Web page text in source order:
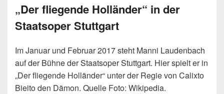
„Der fliegende Holländer“ in der
Staatsoper Stuttgart
Im Januar und Februar 2017 steht Manni Laudenbach
auf der Bühne der Staatsoper Stuttgart. Hier spielt er in
„Der fliegende Holländer“ unter der Regie von Calixto
Bieito den Dämon. Quelle Foto: Wikipedia.